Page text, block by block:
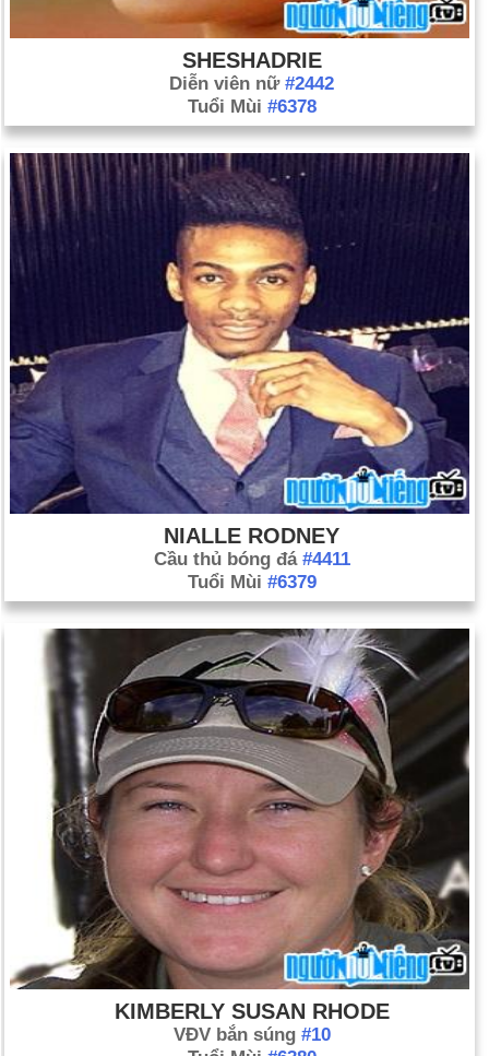
SHESHADRIE
Diễn viên nữ #2442
Tuổi Mùi #6378
NIALLE RODNEY
Cầu thủ bóng đá #4411
Tuổi Mùi #6379
KIMBERLY SUSAN RHODE
VĐV bắn súng #10